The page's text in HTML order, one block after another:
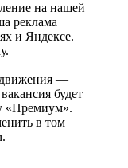
на нашей
реклама
и Яндексе.
—
будет
«Премиум».
в том